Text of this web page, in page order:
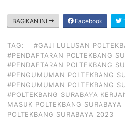
BAGIKAN INI Facebook
TAG:
#GAJI LULUSAN
#PENDAFTARAN POLTEKBANG
#PENDAFTARAN POLTEKBANG
#PENGUMUMAN POLTEKBANG
#PENGUMUMAN POLTEKBANG
#POLTEKBANG SURABAYA
MASUK POLTEKBANG SURABAYA
POLTEKBANG SURABAYA 2023